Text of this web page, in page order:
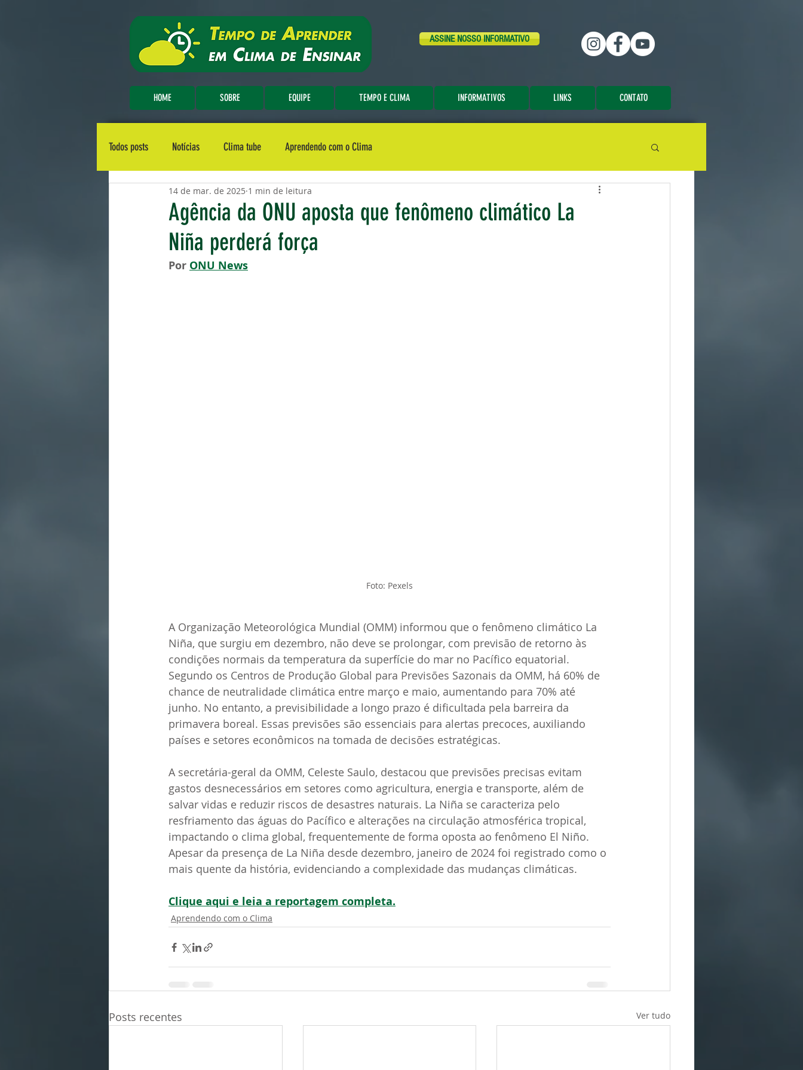
ASSINE NOSSO INFORMATIVO
HOME SOBRE EQUIPE TEMPO E CLIMA INFORMATIVOS LINKS CONTATO
Todos posts Notícias Clima tube Aprendendo com o Clima
Agência da ONU aposta que fenômeno climático La
Niña perderá força
14 de mar. de 2025 1 min de leitura
Por ONU News
Foto: Pexels
A Organização Meteorológica Mundial (OMM) informou que o fenômeno climático La
Niña, que surgiu em dezembro, não deve se prolongar, com previsão de retorno às
condições normais da temperatura da superfície do mar no Pacífico equatorial.
Segundo os Centros de Produção Global para Previsões Sazonais da OMM, há 60% de
chance de neutralidade climática entre março e maio, aumentando para 70% até
junho. No entanto, a previsibilidade a longo prazo é dificultada pela barreira da
primavera boreal. Essas previsões são essenciais para alertas precoces, auxiliando
países e setores econômicos na tomada de decisões estratégicas.
A secretária-geral da OMM, Celeste Saulo, destacou que previsões precisas evitam
gastos desnecessários em setores como agricultura, energia e transporte, além de
salvar vidas e reduzir riscos de desastres naturais. La Niña se caracteriza pelo
resfriamento das águas do Pacífico e alterações na circulação atmosférica tropical,
impactando o clima global, frequentemente de forma oposta ao fenômeno El Niño.
Apesar da presença de La Niña desde dezembro, janeiro de 2024 foi registrado como o
mais quente da história, evidenciando a complexidade das mudanças climáticas.
Clique aqui e leia a reportagem completa.
Aprendendo com o Clima
Posts recentes Ver tudo